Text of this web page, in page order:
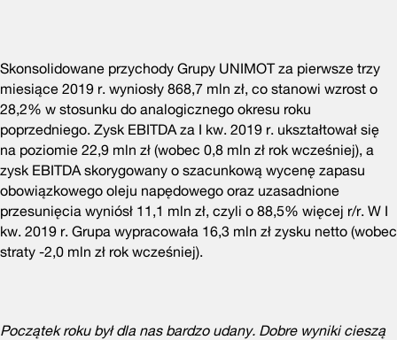
Skonsolidowane przychody Grupy UNIMOT za pierwsze trzy
miesiące 2019 r. wyniosły 868,7 mln zł, co stanowi wzrost o
28,2% w stosunku do analogicznego okresu roku
poprzedniego. Zysk EBITDA za I kw. 2019 r. ukształtował się
na poziomie 22,9 mln zł (wobec 0,8 mln zł rok wcześniej), a
zysk EBITDA skorygowany o szacunkową wycenę zapasu
obowiązkowego oleju napędowego oraz uzasadnione
przesunięcia wyniósł 11,1 mln zł, czyli o 88,5% więcej r/r. W I
kw. 2019 r. Grupa wypracowała 16,3 mln zł zysku netto (wobec
straty -2,0 mln zł rok wcześniej).
Początek roku był dla nas bardzo udany. Dobre wyniki cieszą